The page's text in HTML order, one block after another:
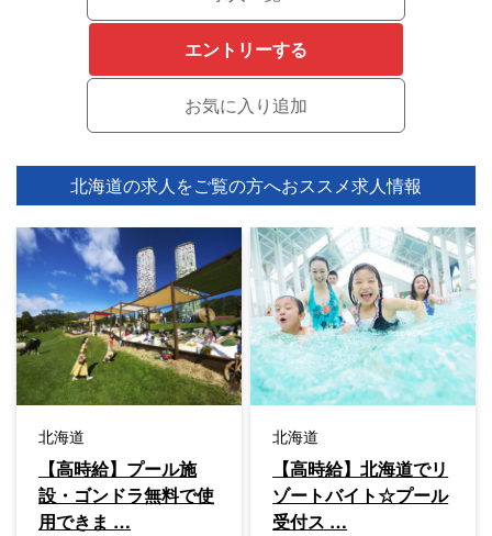
エントリーする
北海道の求人をご覧の方へおススメ求人情報
北海道
【高時給】プール施
設・ゴンドラ無料で使
用できま …
北海道
【高時給】北海道でリ
ゾートバイト☆プール
受付ス …